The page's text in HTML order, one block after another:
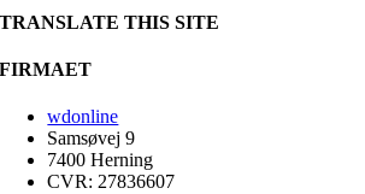
TRANSLATE THIS SITE
FIRMAET
wdonline
Samsøvej 9
7400 Herning
CVR: 27836607